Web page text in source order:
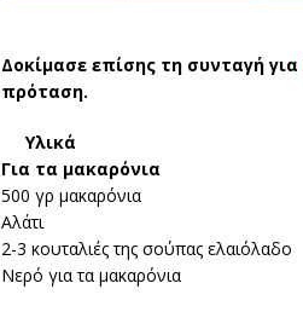
Δοκίμασε επίσης τη συνταγή για
πρόταση.
Υλικά
Για τα μακαρόνια
500 γρ μακαρόνια
Αλάτι
2-3 κουταλιές της σούπας ελαιόλαδο
Νερό για τα μακαρόνια